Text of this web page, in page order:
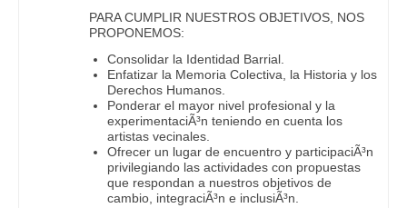
PARA CUMPLIR NUESTROS OBJETIVOS, NOS
PROPONEMOS:
Consolidar la Identidad Barrial.
Enfatizar la Memoria Colectiva, la Historia y los
Derechos Humanos.
Ponderar el mayor nivel profesional y la
experimentaciÃ³n teniendo en cuenta los
artistas vecinales.
Ofrecer un lugar de encuentro y participaciÃ³n
privilegiando las actividades con propuestas
que respondan a nuestros objetivos de
cambio, integraciÃ³n e inclusiÃ³n.